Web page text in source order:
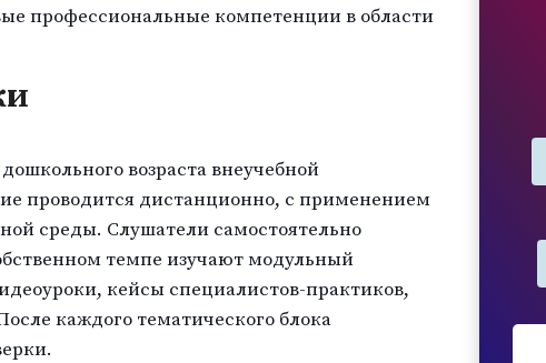
профессиональные компетенции в области
возраста внеучебной
проводится дистанционно, с применением
среды. Слушатели самостоятельно
темпе изучают модульный
кейсы специалистов-практиков,
каждого тематического блока